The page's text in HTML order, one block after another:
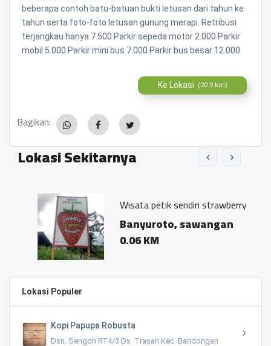
beberapa contoh batu-batuan bukti letusan dari tahun ke
tahun serta foto-foto letusan gunung merapi. Retribusi
terjangkau hanya 7.500 Parkir sepeda motor 2.000 Parkir
mobil 5.000 Parkir mini bus 7.000 Parkir bus besar 12.000
Ke Lokasi (20.9 km)
Bagikan:
Lokasi Sekitarnya
Wisata petik sendiri strawberry
Banyuroto, sawangan
0.06 KM
Lokasi Populer
Kopi Papupa Robusta
Dsn. Sengon RT4/3 Ds. Trasan Kec. Bandongan